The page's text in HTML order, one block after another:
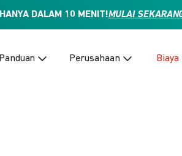
HANYA DALAM 10 MENIT!MULAI
Panduan Perusahaan Biaya